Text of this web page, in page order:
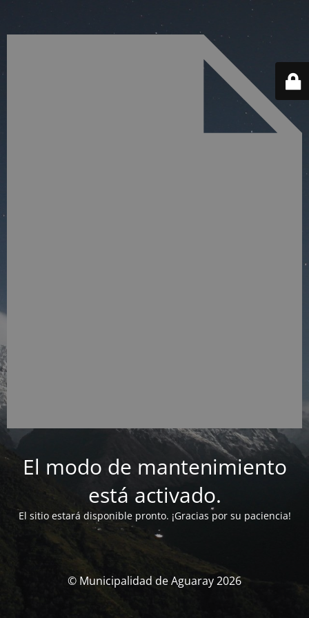
El modo de mantenimiento
está activado.
El sitio estará disponible pronto. ¡Gracias por su paciencia!
© Municipalidad de Aguaray 2026